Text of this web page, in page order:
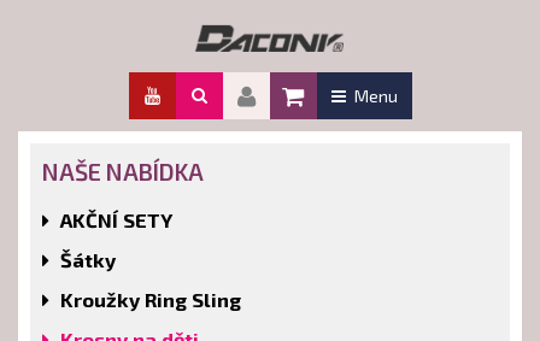
Menu
NAŠE NABÍDKA
AKČNÍ SETY
Šátky
Kroužky Ring Sling